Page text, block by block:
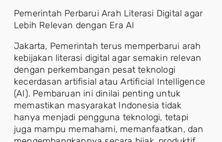
Pemerintah Perbarui Arah Literasi Digital agar
Lebih Relevan dengan Era AI
Jakarta, Pemerintah terus memperbarui arah
kebijakan literasi digital agar semakin relevan
dengan perkembangan pesat teknologi
kecerdasan artifisial atau Artificial Intelligence
(AI). Pembaruan ini dinilai penting untuk
memastikan masyarakat Indonesia tidak
hanya menjadi pengguna teknologi, tetapi
juga mampu memahami, memanfaatkan, dan